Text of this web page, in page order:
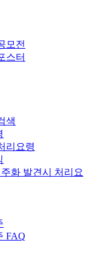
모전
스터
색
리요령
화 발견시 처리요
FAQ